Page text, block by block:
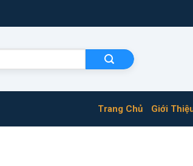
Trang Chủ Giới